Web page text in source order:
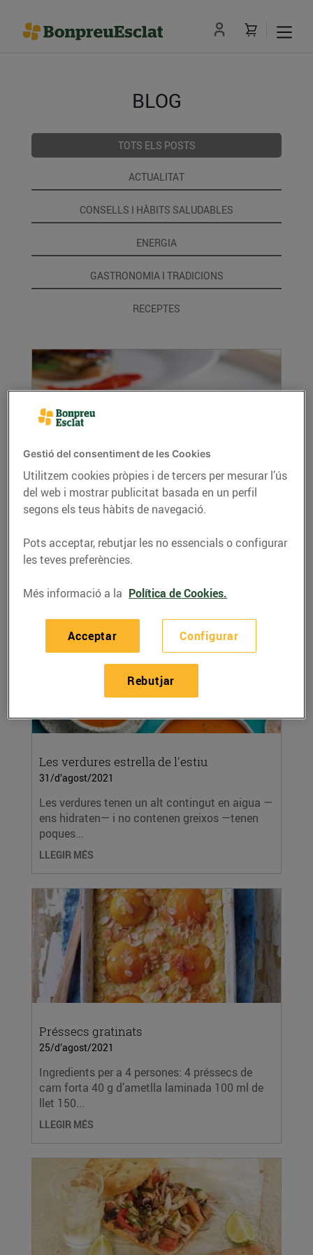
BLOG
TOTS ELS POSTS
ACTUALITAT
CONSELLS I HÀBITS SALUDABLES
ENERGIA
GASTRONOMIA I TRADICIONS
RECEPTES
Pastís de verdures
02/de setembre/2021
pebrots vermells 3 patates 4 carbasses 250 ml
de...
LLEGIR MÉS
Les verdures estrella de l'estiu
31/d’agost/2021
Les verdures tenen un alt contingut en aigua —
ens hidraten— i no contenen greixos —tenen
poques...
LLEGIR MÉS
Préssecs gratinats
25/d’agost/2021
Ingredients per a 4 persones: 4 préssecs de
carn forta 40 g d’ametlla laminada 100 ml de
llet 150...
LLEGIR MÉS
Gestió del consentiment de les Cookies
Utilitzem cookies pròpies i de tercers per mesurar l’ús
del web i mostrar publicitat basada en un perfil
segons els teus hàbits de navegació.
Pots acceptar, rebutjar les no essencials o configurar
les teves preferències.
Més informació a la Política de Cookies.
Configurar
Rebutjar
Acceptar